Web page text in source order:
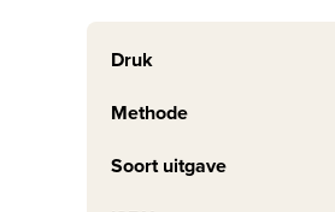
Druk
Methode
Soort uitgave